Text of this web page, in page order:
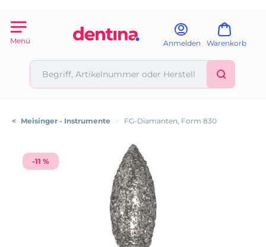
Menü Anmelden Warenkorb
< Meisinger - Instrumente > FG-Diamanten, Form 830
-11 %